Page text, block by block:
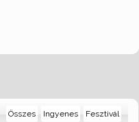
Fesztivál
Ingyenes
Összes